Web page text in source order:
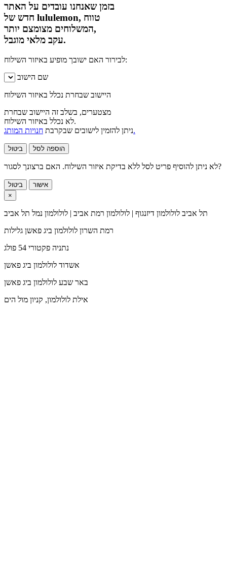
בזמן שאנחנו עובדים על האתר
חדש של lululemon, טווח
המשלוחים מצומצם יותר,
עקב מלאי מוגבל.
לבירור האם ישובך מופיע באיזור השילוח:
שם הישוב
היישוב שבחרת נכלל באיזור השילוח
מצטערים, בשלב זה היישוב שבחרת
לא נכלל באיזור השילוח.
ניתן להזמין לישובים שבקרבתחנויות המותג.
ביטול הוספה לסל
לא ניתן להוסיף פריט לסל ללא בדיקת איזור השילוח. האם ברצונך לסגור?
ביטול
אישור
×
תל אביב לולולמון דיזנגוף | לולולמון רמת אביב | לולולמון נמל תל אביב
רמת השרון לולולמון ביג פאשן גלילות
נתניה פקטורי 54 פולג
אשדוד לולולמון ביג פאשן
באר שבע לולולמון ביג פאשן
אילת לולולמון, קניון מול הים